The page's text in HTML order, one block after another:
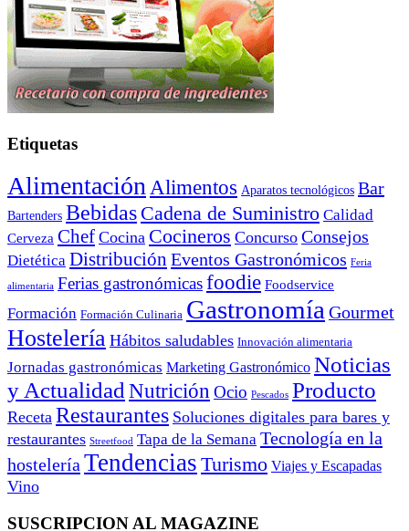
Etiquetas
Alimentación Alimentos Aparatos tecnológicos Bar
Bartenders Bebidas Cadena de Suministro Calidad
Cerveza Chef Cocina Cocineros Concurso Consejos
Dietética Distribución Eventos Gastronómicos Feria
alimentaria Ferias gastronómicasfoodie Foodservice
Formación Formación Culinaria Gastronomía Gourmet
Hostelería Hábitos saludables Innovación alimentaria
Jornadas gastronómicas Marketing Gastronómico Noticias
y Actualidad Nutrición Ocio Pescados Producto
Receta Restaurantes Soluciones digitales para bares y
restaurantes Streetfood Tapa de la Semana Tecnología en la
hostelería Tendencias Turismo Viajes y Escapadas
Vino
SUSCRIPCION AL MAGAZINE